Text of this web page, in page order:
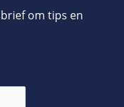
om tips en